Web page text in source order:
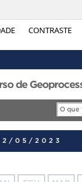
CONTRASTE
de
05/2023